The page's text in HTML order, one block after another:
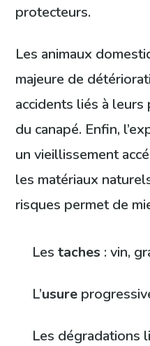
protecteurs.
Les animaux
majeure de
accidents liés à
du canapé. Enfin,
un vieillissement
les matériaux
risques permet de
Lestaches : vin,
L’usure
Les dégradations